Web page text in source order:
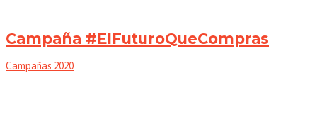
Campaña #ElFuturoQueCompras
Campañas 2020